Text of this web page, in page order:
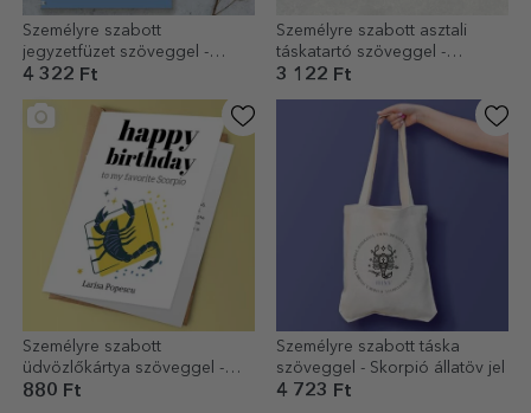
Személyre szabott
jegyzetfüzet szöveggel -
Skorpió
4 322 Ft
Személyre szabott asztali
táskatartó szöveggel -
Skorpió állatöv jel
3 122 Ft
Személyre szabott
üdvözlőkártya szöveggel -
Skorpió állatöv jel
880 Ft
Személyre szabott táska
szöveggel - Skorpió állatöv jel
4 723 Ft